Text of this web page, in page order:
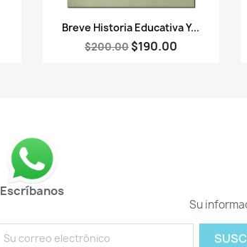
Vista rápida
Breve Historia Educativa Y...
$200.00 $190.00
Escríbanos
Su